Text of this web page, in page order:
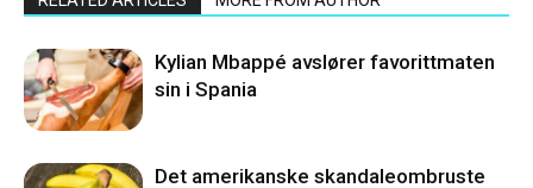
Kylian Mbappé avslører favorittmaten
sin i Spania
Det amerikanske skandaleombruste